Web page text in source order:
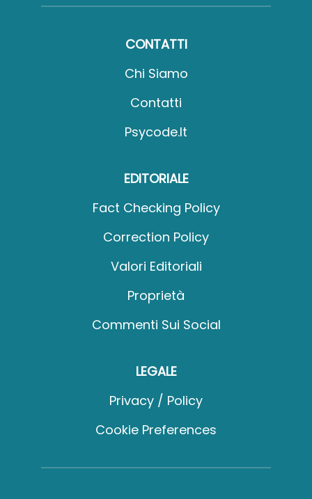
CONTATTI
Chi Siamo
Contatti
Psycode.it
EDITORIALE
Fact Checking Policy
Correction Policy
Valori Editoriali
Proprietà
Commenti Sui Social
LEGALE
Privacy / Policy
Cookie Preferences